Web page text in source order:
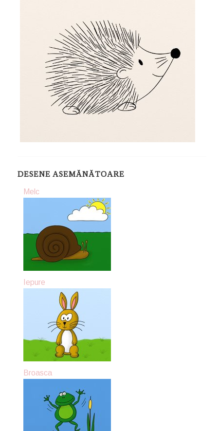
DESENE ASEMĂNĂTOARE
Melc
Iepure
Broasca